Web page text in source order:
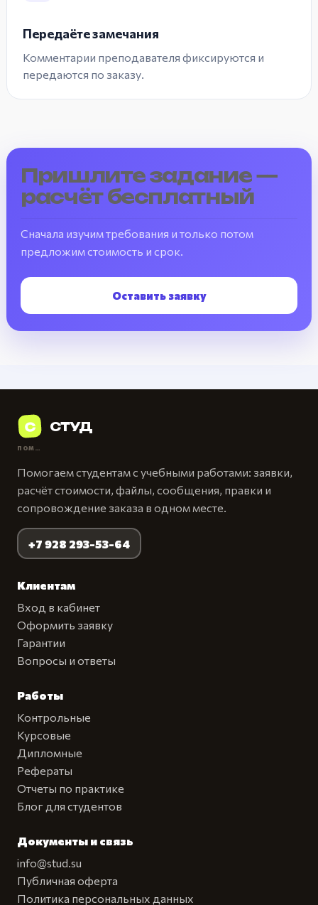
Передаёте замечания
Комментарии преподавателя фиксируются и
передаются по заказу.
Пришлите задание —
расчёт бесплатный
Сначала изучим требования и только потом
предложим стоимость и срок.
Оставить заявку
С СТУД
ПОМОЩЬ СТУДЕНТАМ
Помогаем студентам с учебными работами: заявки,
расчёт стоимости, файлы, сообщения, правки и
сопровождение заказа в одном месте.
+7 928 293-53-64
Клиентам
Вход в кабинет
Оформить заявку
Гарантии
Вопросы и ответы
Работы
Контрольные
Курсовые
Дипломные
Рефераты
Отчеты по практике
Блог для студентов
Документы и связь
info@stud.su
Публичная оферта
Политика персональных данных